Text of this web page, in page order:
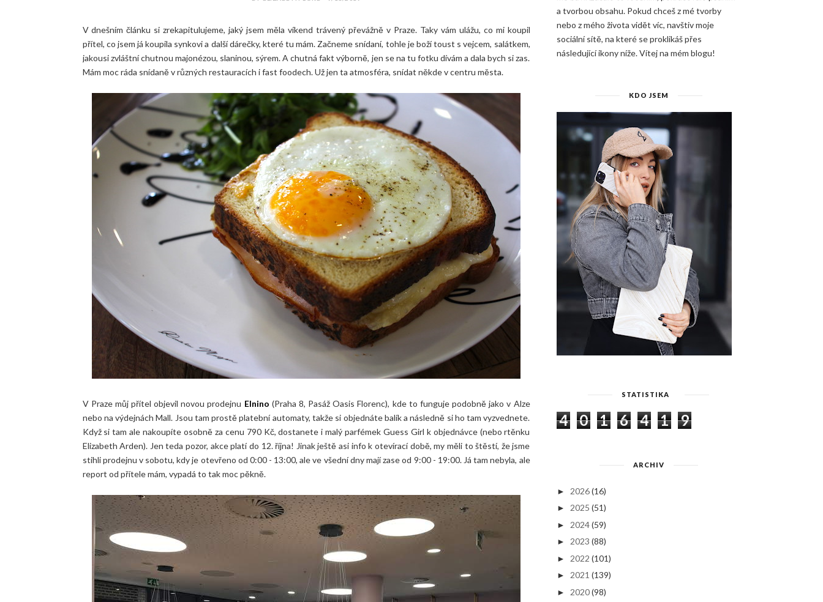
V dnešním článku si zrekapitulujeme, jaký jsem měla víkend trávený převážně v Praze. Taky vám ulážu, co mi koupil
přítel, co jsem já koupila synkovi a další dárečky, které tu mám. Začneme snídaní, tohle je boží toust s vejcem, salátkem,
jakousi zvláštní chutnou majonézou, slaninou, sýrem. A chutná fakt výborně, jen se na tu fotku dívám a dala bych si zas.
Mám moc ráda snídaně v různých restauracích i fast foodech. Už jen ta atmosféra, snídat někde v centru města.
V Praze můj přítel objevil novou prodejnu Elnino (Praha 8, Pasáž Oasis Florenc), kde to funguje podobně jako v Alze
nebo na výdejnách Mall. Jsou tam prostě platební automaty, takže si objednáte balík a následně si ho tam vyzvednete.
Když si tam ale nakoupíte osobně za cenu 790 Kč, dostanete i malý parfémek Guess Girl k objednávce (nebo rtěnku
Elizabeth Arden). Jen teda pozor, akce platí do 12. října! Jinak ještě asi info k otevírací době, my měli to štěstí, že jsme
stihli prodejnu v sobotu, kdy je otevřeno od 0:00 - 13:00, ale ve všední dny mají zase od 9:00 - 19:00. Já tam nebyla, ale
report od přítele mám, vypadá to tak moc pěkně.
a tvorbou obsahu. Pokud chceš z mé tvorby
nebo z mého života vidět víc, navštiv moje
sociální sítě, na které se proklikáš přes
následující ikony níže. Vítej na mém blogu!
KDO JSEM
STATISTIKA
4 0 1 6 4 1 9
ARCHIV
► 2026 (16)
► 2025 (51)
► 2024 (59)
► 2023 (88)
► 2022 (101)
► 2021 (139)
► 2020 (98)